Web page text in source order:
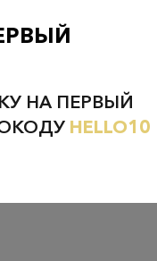
в магазинах
НА ПЕРВЫЙ
HELLO10